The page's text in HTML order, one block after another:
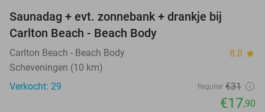
Saunadag + evt. zonnebank + drankje bij
Carlton Beach - Beach Body
Carlton Beach - Beach Body 8.0 star
Scheveningen (10 km)
Verkocht: 29
Regulier €31
€17,90